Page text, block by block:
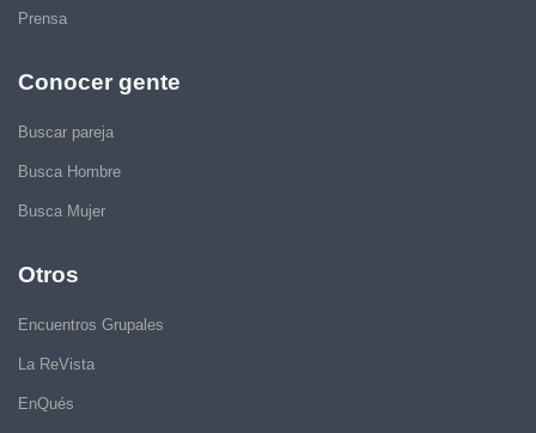
Prensa
Conocer gente
Buscar pareja
Busca Hombre
Busca Mujer
Otros
Encuentros Grupales
La ReVista
EnQués